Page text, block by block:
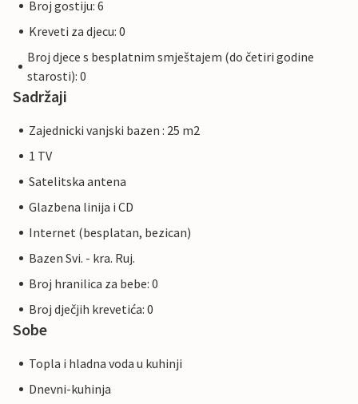
Broj gostiju: 6
Kreveti za djecu: 0
Broj djece s besplatnim smještajem (do četiri godine
starosti): 0
Sadržaji
Zajednicki vanjski bazen : 25 m2
1 TV
Satelitska antena
Glazbena linija i CD
Internet (besplatan, bezican)
Bazen Svi. - kra. Ruj.
Broj hranilica za bebe: 0
Broj dječjih krevetića: 0
Sobe
Topla i hladna voda u kuhinji
Dnevni-kuhinja